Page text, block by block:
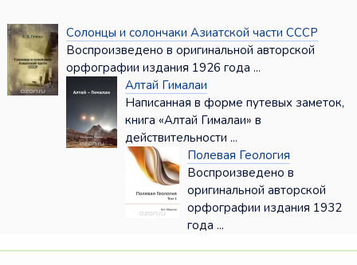
Солонцы и солончаки Азиатской части СССР
Воспроизведено в оригинальной авторской
орфографии издания 1926 года ...
Алтай Гималаи
Написанная в форме путевых заметок,
книга «Алтай Гималаи» в
действительности ...
Полевая Геология
Воспроизведено в
оригинальной авторской
орфографии издания 1932
года ...